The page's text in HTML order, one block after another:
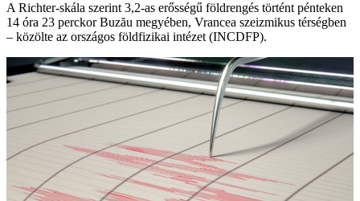
A Richter-skála szerint 3,2-as erősségű földrengés történt pénteken
14 óra 23 perckor Buzău megyében, Vrancea szeizmikus térségben
– közölte az országos földfizikai intézet (INCDFP).